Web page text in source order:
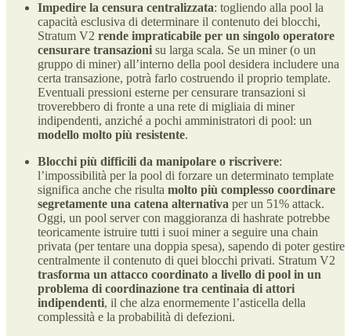
Impedire la censura centralizzata: togliendo alla pool la
capacità esclusiva di determinare il contenuto dei blocchi,
Stratum V2 rende impraticabile per un singolo operatore
censurare transazioni su larga scala​. Se un miner (o un
gruppo di miner) all’interno della pool desidera includere una
certa transazione, potrà farlo costruendo il proprio template.
Eventuali pressioni esterne per censurare transazioni si
troverebbero di fronte a una rete di migliaia di miner
indipendenti, anziché a pochi amministratori di pool: un
modello molto più resistente.
Blocchi più difficili da manipolare o riscrivere:
l’impossibilità per la pool di forzare un determinato template
significa anche che risulta molto più complesso coordinare
segretamente una catena alternativa per un 51% attack.
Oggi, un pool server con maggioranza di hashrate potrebbe
teoricamente istruire tutti i suoi miner a seguire una chain
privata (per tentare una doppia spesa), sapendo di poter gestire
centralmente il contenuto di quei blocchi privati. Stratum V2
trasforma un attacco coordinato a livello di pool in un
problema di coordinazione tra centinaia di attori
indipendenti, il che alza enormemente l’asticella della
complessità e la probabilità di defezioni.